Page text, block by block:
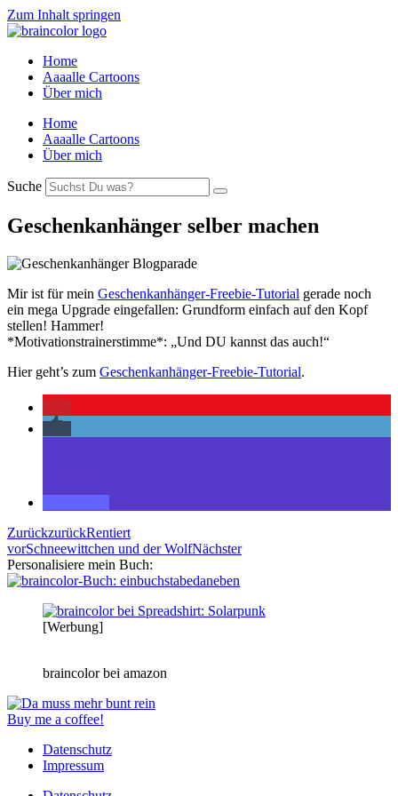
Zum Inhalt springen
Home
Aaaalle Cartoons
Über mich
Home
Aaaalle Cartoons
Über mich
Suche
Geschenkanhänger selber machen
Mir ist für mein Geschenkanhänger-Freebie-Tutorial gerade noch
ein mega Upgrade eingefallen: Grundform einfach auf den Kopf
stellen! Hammer!
*Motivationstrainerstimme*: „Und DU kannst das auch!“
Hier geht’s zum Geschenkanhänger-Freebie-Tutorial.
ZurückzurückRentiert
vorSchneewittchen und der WolfNächster
Personalisiere mein Buch:
[Werbung]
braincolor bei amazon
Buy me a coffee!
Datenschutz
Impressum